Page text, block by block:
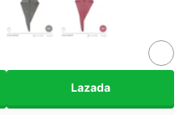
Lazada